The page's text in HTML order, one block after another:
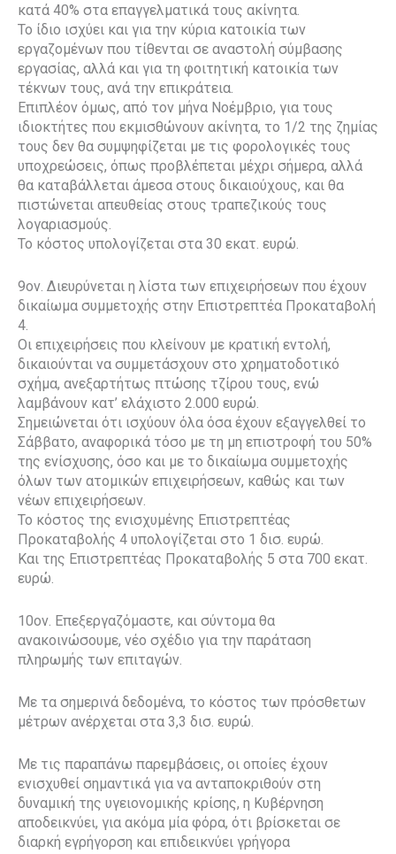
κατά 40% στα επαγγελματικά τους ακίνητα.
Το ίδιο ισχύει και για την κύρια κατοικία των
εργαζομένων που τίθενται σε αναστολή σύμβασης
εργασίας, αλλά και για τη φοιτητική κατοικία των
τέκνων τους, ανά την επικράτεια.
Επιπλέον όμως, από τον μήνα Νοέμβριο, για τους
ιδιοκτήτες που εκμισθώνουν ακίνητα, το 1/2 της ζημίας
τους δεν θα συμψηφίζεται με τις φορολογικές τους
υποχρεώσεις, όπως προβλέπεται μέχρι σήμερα, αλλά
θα καταβάλλεται άμεσα στους δικαιούχους, και θα
πιστώνεται απευθείας στους τραπεζικούς τους
λογαριασμούς.
Το κόστος υπολογίζεται στα 30 εκατ. ευρώ.
9ον. Διευρύνεται η λίστα των επιχειρήσεων που έχουν
δικαίωμα συμμετοχής στην Επιστρεπτέα Προκαταβολή
4.
Οι επιχειρήσεις που κλείνουν με κρατική εντολή,
δικαιούνται να συμμετάσχουν στο χρηματοδοτικό
σχήμα, ανεξαρτήτως πτώσης τζίρου τους, ενώ
λαμβάνουν κατ’ ελάχιστο 2.000 ευρώ.
Σημειώνεται ότι ισχύουν όλα όσα έχουν εξαγγελθεί το
Σάββατο, αναφορικά τόσο με τη μη επιστροφή του 50%
της ενίσχυσης, όσο και με το δικαίωμα συμμετοχής
όλων των ατομικών επιχειρήσεων, καθώς και των
νέων επιχειρήσεων.
Το κόστος της ενισχυμένης Επιστρεπτέας
Προκαταβολής 4 υπολογίζεται στο 1 δισ. ευρώ.
Και της Επιστρεπτέας Προκαταβολής 5 στα 700 εκατ.
ευρώ.
10ον. Επεξεργαζόμαστε, και σύντομα θα
ανακοινώσουμε, νέο σχέδιο για την παράταση
πληρωμής των επιταγών.
Με τα σημερινά δεδομένα, το κόστος των πρόσθετων
μέτρων ανέρχεται στα 3,3 δισ. ευρώ.
Με τις παραπάνω παρεμβάσεις, οι οποίες έχουν
ενισχυθεί σημαντικά για να ανταποκριθούν στη
δυναμική της υγειονομικής κρίσης, η Κυβέρνηση
αποδεικνύει, για ακόμα μία φόρα, ότι βρίσκεται σε
διαρκή εγρήγορση και επιδεικνύει γρήγορα